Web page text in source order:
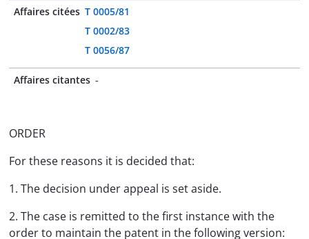
Affaires citées T 0005/81
T 0002/83
T 0056/87
Affaires citantes -
ORDER
For these reasons it is decided that:
1. The decision under appeal is set aside.
2. The case is remitted to the first instance with the
order to maintain the patent in the following version: